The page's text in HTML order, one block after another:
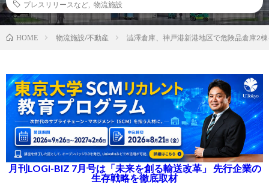
プレスリリースなど
物流施設
HOME 物流施設/不動産 澁澤倉庫、神戸港新港地区で危険品倉庫2
月刊LOGI-BIZ 7月号は「未来を創る輸送改革」 先行企業の
生存戦略を徹底取材